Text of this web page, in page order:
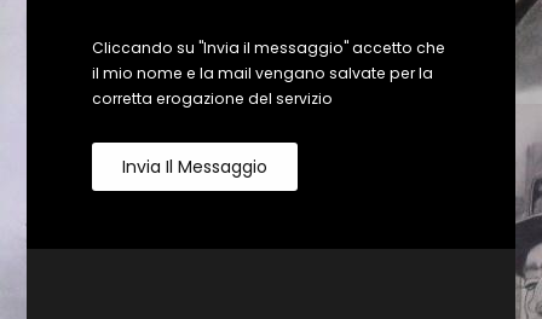
Cliccando su "Invia il messaggio" accetto che
il mio nome e la mail vengano salvate per la
corretta erogazione del servizio
Invia Il Messaggio